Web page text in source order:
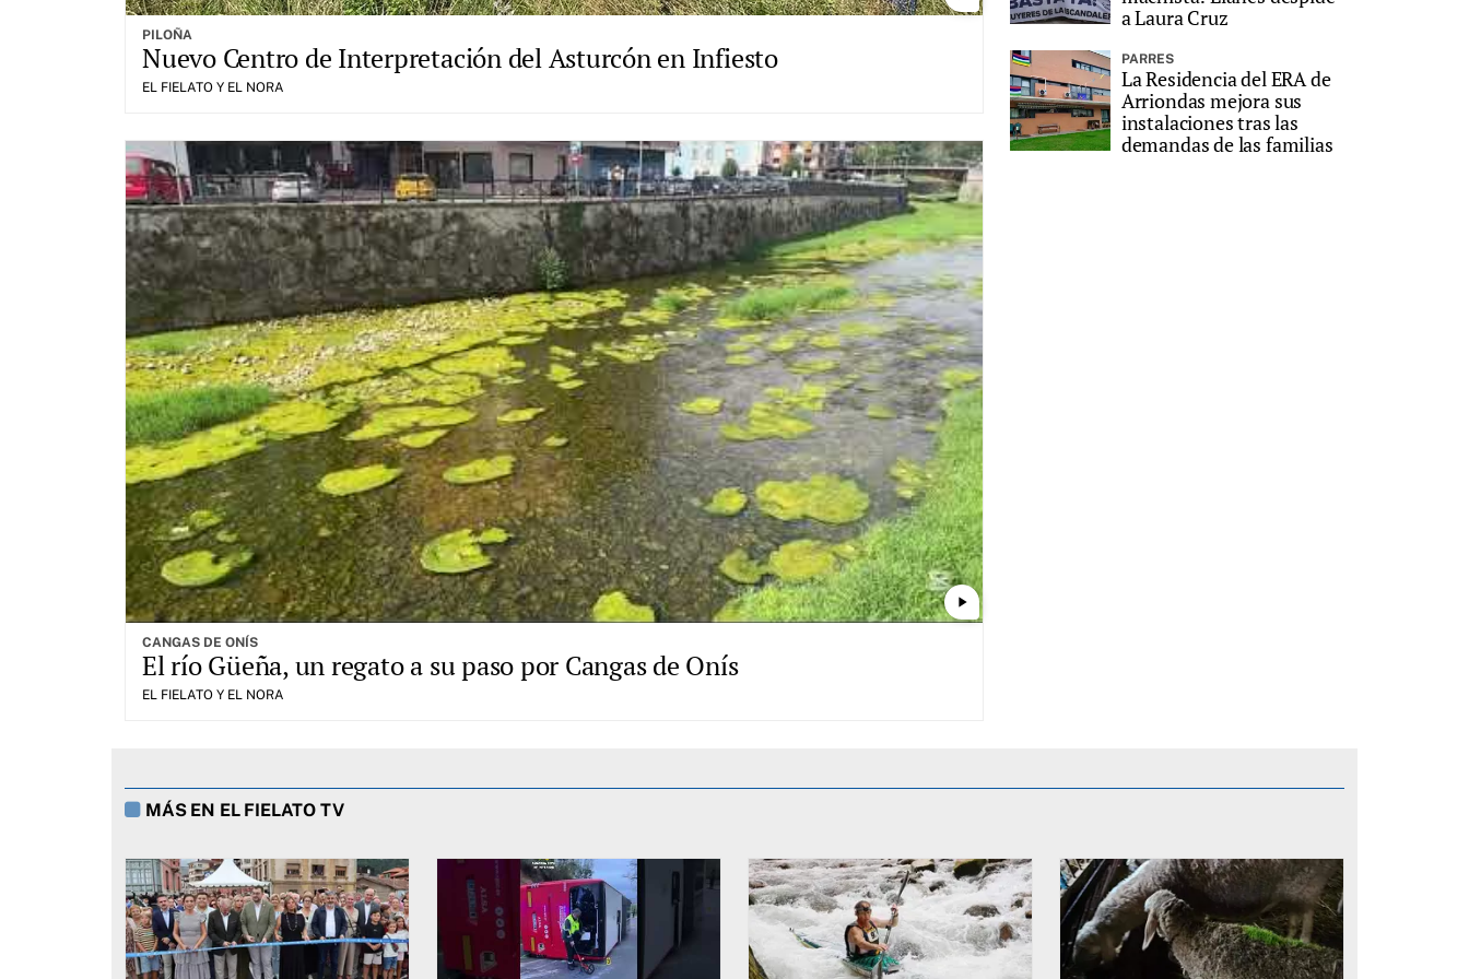
PILOÑA
Nuevo Centro de Interpretación del Asturcón en Infiesto
EL FIELATO Y EL NORA
play_arrow
CANGAS DE ONÍS
El río Güeña, un regato a su paso por Cangas de Onís
EL FIELATO Y EL NORA
a Laura Cruz
PARRES
La Residencia del ERA de
Arriondas mejora sus
instalaciones tras las
demandas de las familias
MÁS EN EL FIELATO TV